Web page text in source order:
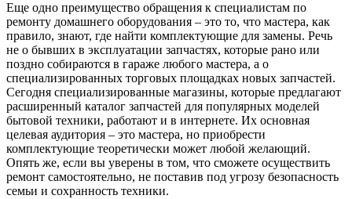
Еще одно преимущество обращения к специалистам по
ремонту домашнего оборудования – это то, что мастера, как
правило, знают, где найти комплектующие для замены. Речь
не о бывших в эксплуатации запчастях, которые рано или
поздно собираются в гараже любого мастера, а о
специализированных торговых площадках новых запчастей.
Сегодня специализированные магазины, которые предлагают
расширенный каталог запчастей для популярных моделей
бытовой техники, работают и в интернете. Их основная
целевая аудитория – это мастера, но приобрести
комплектующие теоретически может любой желающий.
Опять же, если вы уверены в том, что сможете осуществить
ремонт самостоятельно, не поставив под угрозу безопасность
семьи и сохранность техники.